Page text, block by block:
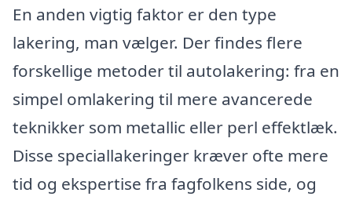
En anden vigtig faktor er den type
lakering, man vælger. Der findes flere
forskellige metoder til autolakering: fra en
simpel omlakering til mere avancerede
teknikker som metallic eller perl effektlæk.
Disse speciallakeringer kræver ofte mere
tid og ekspertise fra fagfolkens side, og